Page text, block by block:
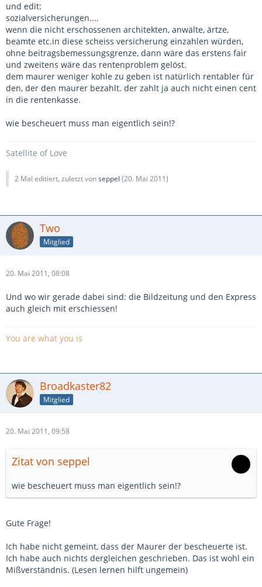
und edit:
sozialversicherungen....
wenn die nicht erschossenen architekten, anwälte, ärtze,
beamte etc.in diese scheiss versicherung einzahlen würden,
ohne beitragsbemessungsgrenze, dann wäre das erstens fair
und zweitens wäre das rentenproblem gelöst.
dem maurer weniger kohle zu geben ist natürlich rentabler für
den, der den maurer bezahlt. der zahlt ja auch nicht einen cent
in die rentenkasse.
wie bescheuert muss man eigentlich sein!?
Satellite of Love
2 Mal editiert, zuletzt vonseppel (20. Mai 2011)
Two
Mitglied
20. Mai 2011, 08:08
Und wo wir gerade dabei sind: die Bildzeitung und den Express
auch gleich mit erschiessen!
You are what you is
Broadkaster82
Mitglied
20. Mai 2011, 09:58
Zitat von seppel
wie bescheuert muss man eigentlich sein!?
Gute Frage!
Ich habe nicht gemeint, dass der Maurer der bescheuerte ist.
Ich habe auch nichts dergleichen geschrieben. Das ist wohl ein
Mißverständnis. (Lesen lernen hilft ungemein)